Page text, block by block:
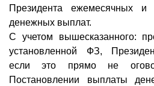
Президента ежемесячных и
денежных выплат.
С учетом вышесказанного:
установленной ФЗ,
если это прямо не
Постановлении выплаты